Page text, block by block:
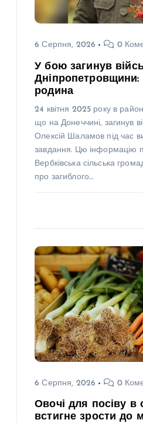
6 Серпня, 2026 0
У бою загинув
родина
24 квітня 2025 року в
що на Донеччині, загинув
Олексій Шаламов під час
завдання. Цю інформацію
Вербківська сільська
про загиблого…
6 Серпня, 2026 0
Овочі для посіву в
встигне зрости до